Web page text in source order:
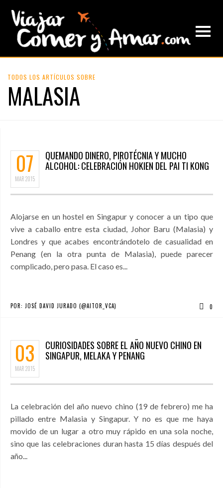
TODOS LOS ARTÍCULOS SOBRE
MALASIA
07
MAR2015
QUEMANDO DINERO, PIROTÉCNIA Y MUCHO
ALCOHOL: CELEBRACIÓN HOKIEN DEL PAI TI KONG
Alojarse en un hostel en Singapur y conocer a un tipo que
vive a caballo entre esta ciudad, Johor Baru (Malasia) y
Londres y que acabes encontrándotelo de casualidad en
Penang (en la otra punta de Malasia), puede parecer
complicado, pero pasa. El caso es...
POR: JOSÉ DAVID JURADO (@AITOR_VCA) 0
03
MAR2015
CURIOSIDADES SOBRE EL AÑO NUEVO CHINO EN
SINGAPUR, MELAKA Y PENANG
La celebración del año nuevo chino (19 de febrero) me ha
pillado entre Malasia y Singapur. Y no es que me haya
movido de un lugar a otro muy rápido en una sola noche,
sino que las celebraciones duran hasta 15 días después del
año...